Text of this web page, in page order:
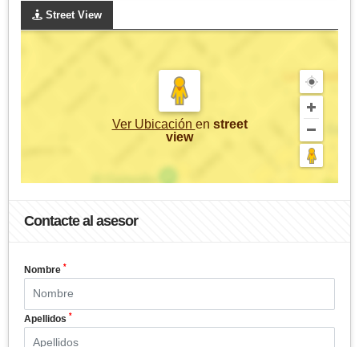
Street View
Ver Ubicación en street
view
Contacte al asesor
Nombre *
Apellidos *